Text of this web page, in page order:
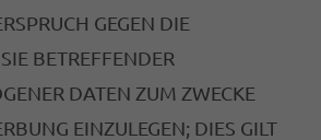
GEGEN DIE
BETREFFENDER
DATEN ZUM ZWECKE
EINZULEGEN; DIES GILT